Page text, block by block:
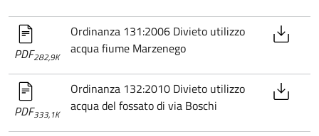
PDF282,9K
Ordinanza 131:2006 Divieto utilizzo
acqua fiume Marzenego
PDF333,1K
Ordinanza 132:2010 Divieto utilizzo
acqua del fossato di via Boschi